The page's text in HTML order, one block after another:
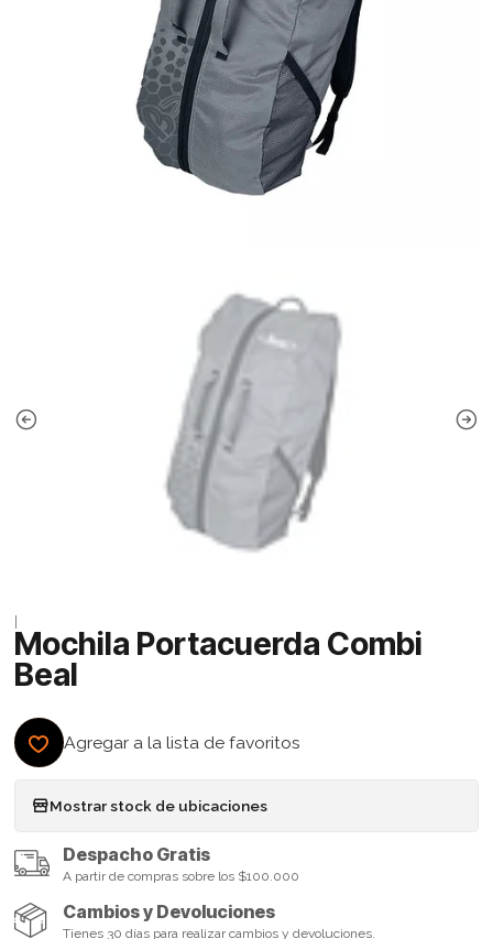
Mochila Portacuerda Combi
Beal
Agregar a la lista de favoritos
Mostrar stock de ubicaciones
Despacho Gratis
A partir de compras sobre los $100.000
Cambios y Devoluciones
Tienes 30 días para realizar cambios y devoluciones.